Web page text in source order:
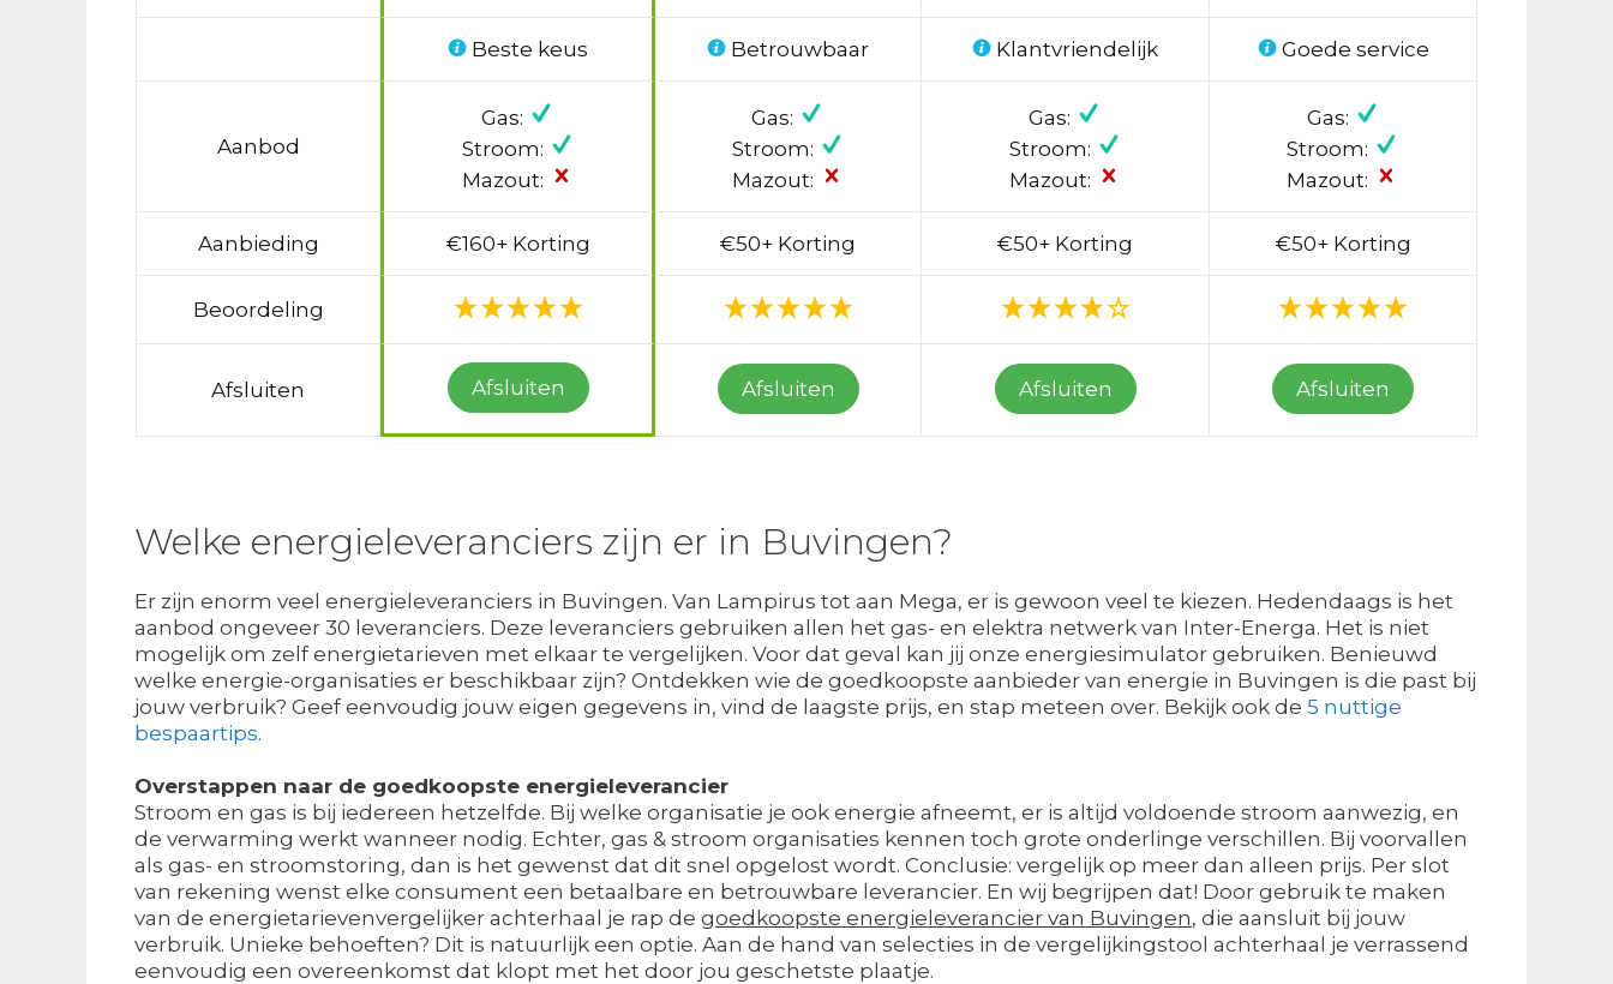
Beste keus Betrouwbaar Klantvriendelijk Goede service
Aanbod
Gas:
Stroom:
Mazout:
Gas:
Stroom:
Mazout:
Gas:
Stroom:
Mazout:
Gas:
Stroom:
Mazout:
Aanbieding €160+ Korting €50+ Korting €50+ Korting €50+ Korting
Beoordeling
Afsluiten Afsluiten Afsluiten Afsluiten Afsluiten
Welke energieleveranciers zijn er in Buvingen?
Er zijn enorm veel energieleveranciers in Buvingen. Van Lampirus tot aan Mega, er is gewoon veel te kiezen. Hedendaags is het
aanbod ongeveer 30 leveranciers. Deze leveranciers gebruiken allen het gas- en elektra netwerk van Inter-Energa. Het is niet
mogelijk om zelf energietarieven met elkaar te vergelijken. Voor dat geval kan jij onze energiesimulator gebruiken. Benieuwd
welke energie-organisaties er beschikbaar zijn? Ontdekken wie de goedkoopste aanbieder van energie in Buvingen is die past bij
jouw verbruik? Geef eenvoudig jouw eigen gegevens in, vind de laagste prijs, en stap meteen over. Bekijk ook de 5 nuttige
bespaartips.
Overstappen naar de goedkoopste energieleverancier
Stroom en gas is bij iedereen hetzelfde. Bij welke organisatie je ook energie afneemt, er is altijd voldoende stroom aanwezig, en
de verwarming werkt wanneer nodig. Echter, gas & stroom organisaties kennen toch grote onderlinge verschillen. Bij voorvallen
als gas- en stroomstoring, dan is het gewenst dat dit snel opgelost wordt. Conclusie: vergelijk op meer dan alleen prijs. Per slot
van rekening wenst elke consument een betaalbare en betrouwbare leverancier. En wij begrijpen dat! Door gebruik te maken
van de energietarievenvergelijker achterhaal je rap de goedkoopste energieleverancier van Buvingen, die aansluit bij jouw
verbruik. Unieke behoeften? Dit is natuurlijk een optie. Aan de hand van selecties in de vergelijkingstool achterhaal je verrassend
eenvoudig een overeenkomst dat klopt met het door jou geschetste plaatje.